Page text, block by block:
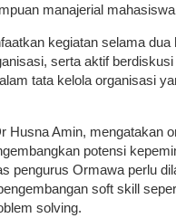
manajerial
kegiatan selama dua
serta aktif
tata kelola organisasi
Husna Amin, mengatakan
potensi
pengurus Ormawa perlu
soft skill
solving.